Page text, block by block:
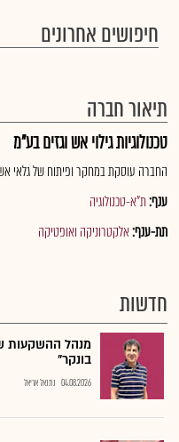
חיפושים אחרונים
תיאור חברה
טכנולוגיות גילוי אש וגזים בע"מ
החברה עוסקת במחקר ופיתוח של גלאי
ענף:ת"א-טכנולוגיה
תת-ענף:אלקטרוניקה ואופטיקה
חדשות
מנהל ההשקעות
בונקר"
04.08.2026 נתנאל אריאל